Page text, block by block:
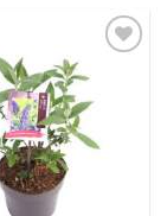
Toevoegen
verlanglijst